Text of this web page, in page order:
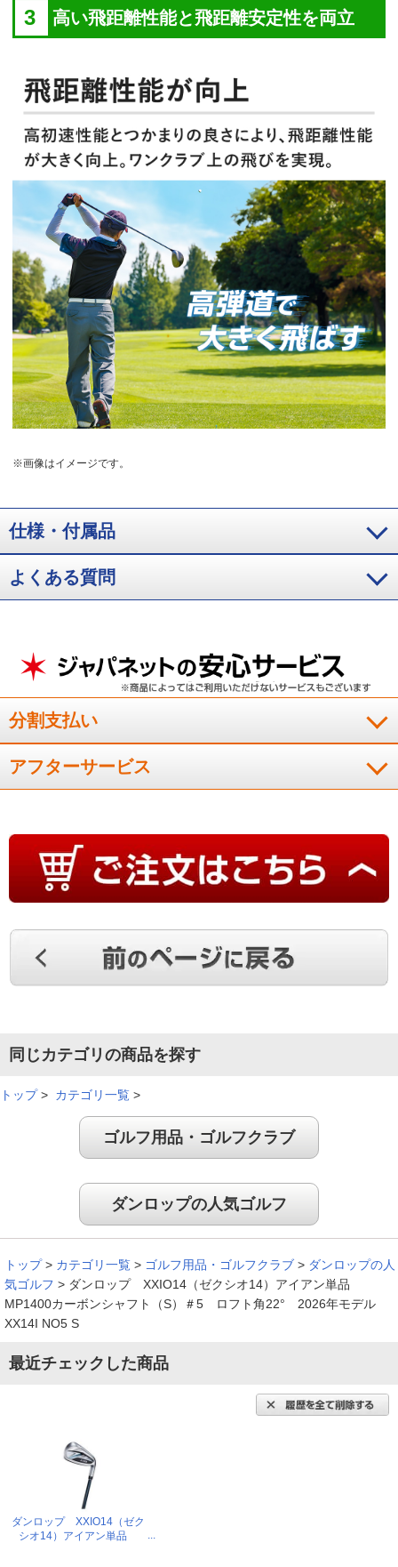
3 高い飛距離性能と飛距離安定性を両立
※画像はイメージです。
仕様・付属品
よくある質問
分割支払い
アフターサービス
同じカテゴリの商品を探す
トップ> カテゴリ一覧 >
ゴルフ用品・ゴルフクラブ
ダンロップの人気ゴルフ
トップ > カテゴリ一覧 > ゴルフ用品・ゴルフクラブ > ダンロップの人
気ゴルフ > ダンロップ XXIO14（ゼクシオ14）アイアン単品
MP1400カーボンシャフト（S）＃5 ロフト角22° 2026年モデル
XX14I NO5 S
最近チェックした商品
ダンロップ XXIO14（ゼク
シオ14）アイアン単品